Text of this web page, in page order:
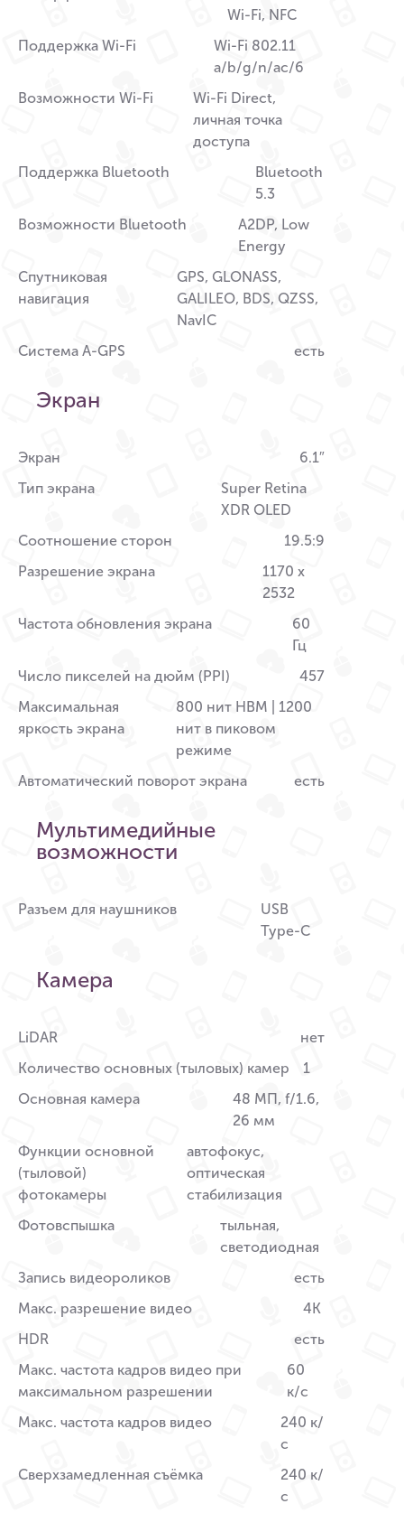
Wi-Fi, NFC
Поддержка Wi-Fi
Wi-Fi 802.11
a/b/g/n/ac/6
Возможности Wi-Fi
Wi-Fi Direct,
личная точка
доступа
Поддержка Bluetooth
Bluetooth
5.3
Возможности Bluetooth
A2DP, Low
Energy
Спутниковая
навигация
GPS, GLONASS,
GALILEO, BDS, QZSS,
NavIC
Система A-GPS
есть
Экран
Экран
6.1″
Тип экрана
Super Retina
XDR OLED
Соотношение сторон
19.5:9
Разрешение экрана
1170 x
2532
Частота обновления экрана
60
Гц
Число пикселей на дюйм (PPI)
457
Максимальная
яркость экрана
800 нит HBM | 1200
нит в пиковом
режиме
Автоматический поворот экрана
есть
Мультимедийные
возможности
Разъем для наушников
USB
Type-C
Камера
LiDAR
нет
Количество основных (тыловых) камер
1
Основная камера
48 МП, f/1.6,
26 мм
Функции основной
(тыловой)
фотокамеры
автофокус,
оптическая
стабилизация
Фотовспышка
тыльная,
светодиодная
Запись видеороликов
есть
Макс. разрешение видео
4K
HDR
есть
Макс. частота кадров видео при
максимальном разрешении
60
к/c
Макс. частота кадров видео
240 к/
с
Сверхзамедленная съёмка
240 к/
с